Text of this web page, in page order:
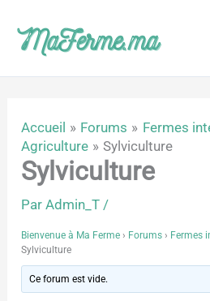
contenu
Accueil Forums
Fermes
Agriculture
Sylviculture
Sylviculture
ParAdmin_T/
Bienvenue à Ma Ferme › Forums › Fermes
Sylviculture
Ce forum est vide.